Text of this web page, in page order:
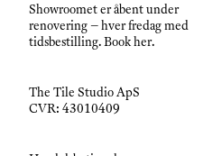
Showroomet er åbent under
renovering – hver fredag med
tidsbestilling.Book her.
The Tile Studio ApS
CVR: 43010409